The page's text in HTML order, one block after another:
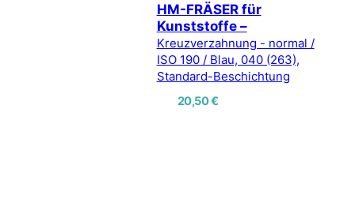
HM-FRÄSER für
Kunststoffe –
Kreuzverzahnung - normal /
ISO 190 / Blau, 040 (263),
Standard-Beschichtung
20,50€